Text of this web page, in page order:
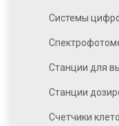
Системы
Станции для
Станции
Счетчики